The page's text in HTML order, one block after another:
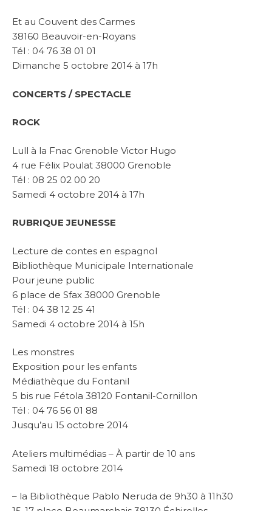
Et au Couvent des Carmes
38160 Beauvoir-en-Royans
Tél : 04 76 38 01 01
Dimanche 5 octobre 2014 à 17h
CONCERTS / SPECTACLE
ROCK
Lull à la Fnac Grenoble Victor Hugo
4 rue Félix Poulat 38000 Grenoble
Tél : 08 25 02 00 20
Samedi 4 octobre 2014 à 17h
RUBRIQUE JEUNESSE
Lecture de contes en espagnol
Bibliothèque Municipale Internationale
Pour jeune public
6 place de Sfax 38000 Grenoble
Tél : 04 38 12 25 41
Samedi 4 octobre 2014 à 15h
Les monstres
Exposition pour les enfants
Médiathèque du Fontanil
5 bis rue Fétola 38120 Fontanil-Cornillon
Tél : 04 76 56 01 88
Jusqu’au 15 octobre 2014
Ateliers multimédias – À partir de 10 ans
Samedi 18 octobre 2014
– la Bibliothèque Pablo Neruda de 9h30 à 11h30